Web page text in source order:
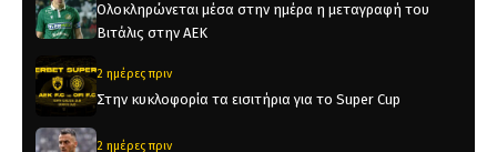
Ολοκληρώνεται μέσα στην ημέρα η μεταγραφή του
Βιτάλις στην ΑΕΚ
2 ημέρες πριν
Στην κυκλοφορία τα εισιτήρια για το Super Cup
2 ημέρες πριν